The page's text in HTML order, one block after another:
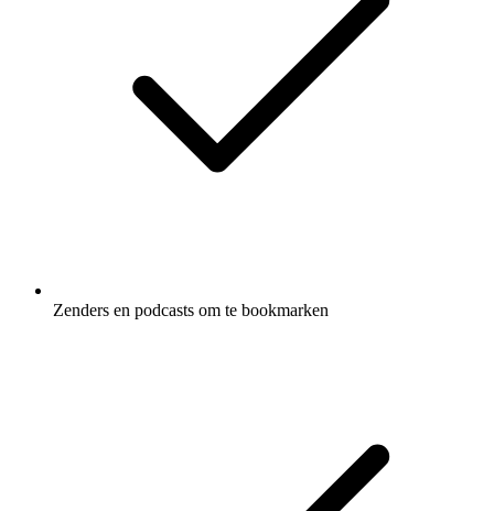
Zenders en podcasts om te bookmarken